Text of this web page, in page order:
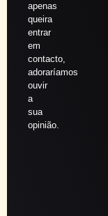
apenas
queira
entrar
em
contacto,
adoraríamos
ouvir
a
sua
opinião.